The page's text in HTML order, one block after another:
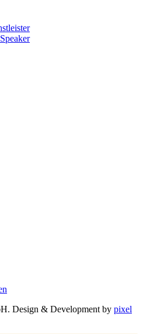
Design & Development by pixel